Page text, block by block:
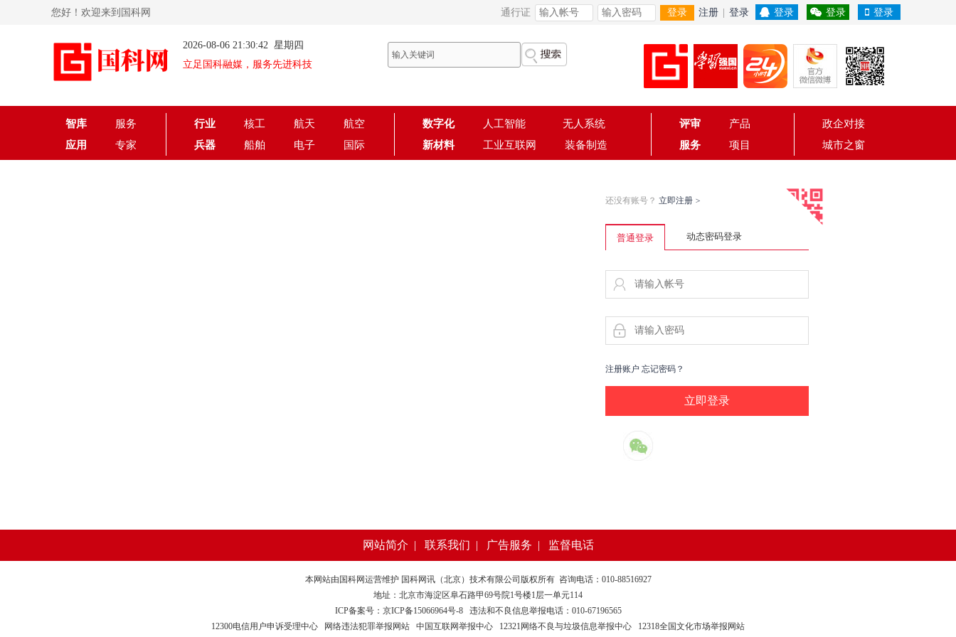
您好！欢迎来到国科网 通行证 登录 注册 登录 登录 登录 登录
2026-08-06 21:30:42 星期四
立足国科融媒，服务先进科技
智库
服务
应用
专家
行业 核工 航天
航空
兵器
船舶 电子 国际
数字化 人工智能
无人系统
新材料
工业互联网 装备制造
评审
产品
服务
项目
政企对接
城市之窗
还没有账号？ 立即注册 >
普通登录 动态密码登录
注册账户 忘记密码？
网站简介 | 联系我们 | 广告服务 | 监督电话
本网站由 国科网运营维护 国科网讯（北京）技术有限公司版权所有 咨询电话：010-88516927
地址：北京市海淀区阜石路甲69号院1号楼1层一单元114
ICP备案号：京ICP备15066964号-8违法和不良信息举报电话：010-67196565
12300电信用户申诉受理中心
网络违法犯罪举报网站 中国互联网举报中心 12321网络不良与垃圾信息举报中心 12318全国文化市场举报网站